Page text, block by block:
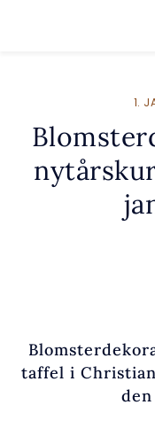
1.
taffel i